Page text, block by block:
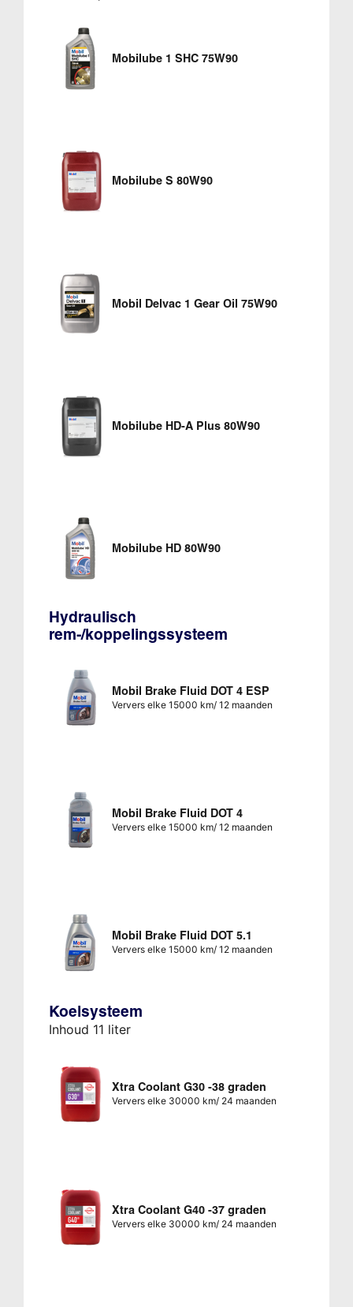
Mobilube 1 SHC 75W90
Mobilube S 80W90
Mobil Delvac 1 Gear Oil 75W90
Mobilube HD-A Plus 80W90
Mobilube HD 80W90
Hydraulisch
rem-/koppelingssysteem
Mobil Brake Fluid DOT 4 ESP
Ververs elke 15000 km/ 12 maanden
Mobil Brake Fluid DOT 4
Ververs elke 15000 km/ 12 maanden
Mobil Brake Fluid DOT 5.1
Ververs elke 15000 km/ 12 maanden
Koelsysteem
Inhoud 11 liter
Xtra Coolant G30 -38 graden
Ververs elke 30000 km/ 24 maanden
Xtra Coolant G40 -37 graden
Ververs elke 30000 km/ 24 maanden